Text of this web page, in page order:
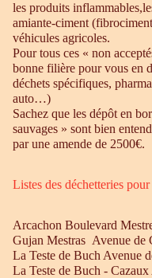
les produits
amiante-ciment
véhicules agricoles.
Pour tous ces « non
bonne filière pour vous en
déchets spécifiques,
auto…)
Sachez que les dépôt en
sauvages » sont bien
par une amende de 2500€.
Listes des déchetteries
Arcachon Boulevard
Gujan Mestras Avenue de
La Teste de Buch Avenue
La Teste de Buch -